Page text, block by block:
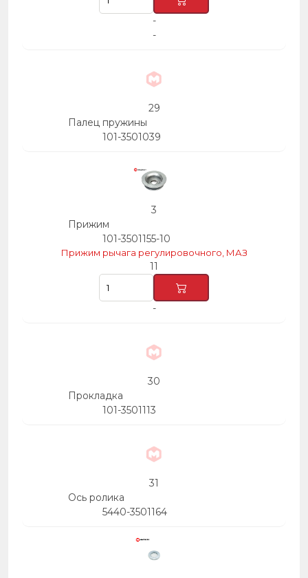
-
-
29
Палец пружины
101-3501039
3
Прижим
101-3501155-10
Прижим рычага регулировочного, МАЗ
11
-
30
Прокладка
101-3501113
31
Ось ролика
5440-3501164